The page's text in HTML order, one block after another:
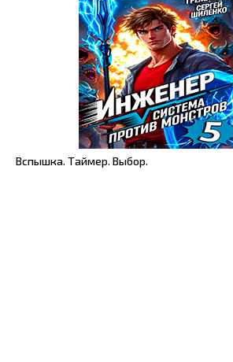
Вспышка. Таймер. Выбор.